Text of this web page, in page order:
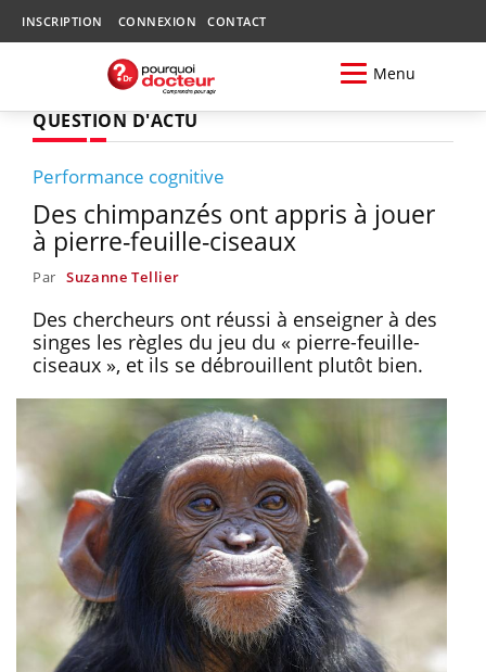
INSCRIPTION CONNEXION CONTACT
Menu
QUESTION D'ACTU
Performance cognitive
Des chimpanzés ont appris à jouer
à pierre-feuille-ciseaux
Par Suzanne Tellier
Des chercheurs ont réussi à enseigner à des
singes les règles du jeu du « pierre-feuille-
ciseaux », et ils se débrouillent plutôt bien.